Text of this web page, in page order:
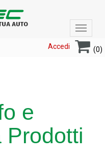
Toggle
Accedi
(0)
e
Prodotti